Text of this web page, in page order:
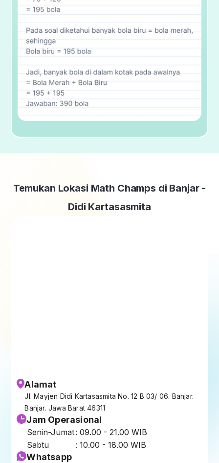
Temukan Lokasi Math Champs di Banjar -
Didi Kartasasmita
Alamat
Jl. Mayjen Didi Kartasasmita No. 12 B 03/ 06. Banjar.
Banjar. Jawa Barat 46311
Jam Operasional
Senin-Jumat: 09.00 - 21.00 WIB
Sabtu
: 10.00 - 18.00 WIB
Whatsapp